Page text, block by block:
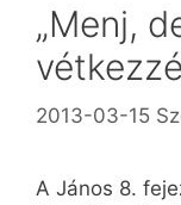
„Menj,
2013-03-15
A János 8.